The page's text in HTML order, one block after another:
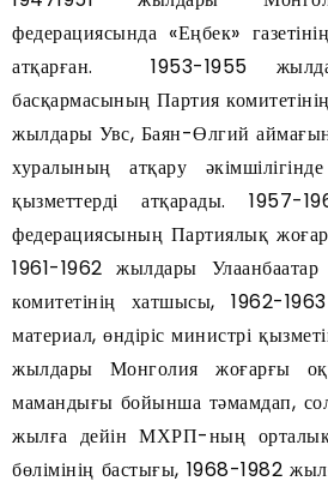
федерациясында «Еңбек»
атқарған. 1953-1955
басқармасының Партия
жылдары Увс, Баян-Өлгий
хуралының атқару
қызметтерді атқарады. 1957-
федерациясының Партиялық
1961-1962 жылдары
комитетінің хатшысы, 1962-
материал, өндіріс министрі
жылдары Монголия жоғарғы
мамандығы бойынша тәмамдап,
жылға дейін МХРП-ның орталық
бөлімінің бастығы, 1968-1982